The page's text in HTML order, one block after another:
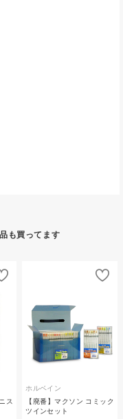
も買ってます
ス
ホルベイン
【廃番】マクソン コミック
ツインセット